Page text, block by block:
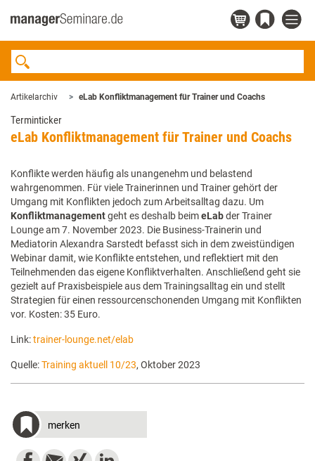
Artikelarchiv eLab Konfliktmanagement für Trainer und Coachs
Terminticker
eLab Konfliktmanagement für Trainer und Coachs
Konflikte werden häufig als unangenehm und belastend
wahrgenommen. Für viele Trainerinnen und Trainer gehört der
Umgang mit Konflikten jedoch zum Arbeitsalltag dazu. Um
Konfliktmanagementgeht es deshalb beimeLabder Trainer
Lounge am 7. November 2023. Die Business-Trainerin und
Mediatorin Alexandra Sarstedt befasst sich in dem zweistündigen
Webinar damit, wie Konflikte entstehen, und reflektiert mit den
Teilnehmenden das eigene Konfliktverhalten. Anschließend geht sie
gezielt auf Praxisbeispiele aus dem Trainingsalltag ein und stellt
Strategien für einen ressourcenschonenden Umgang mit Konflikten
vor. Kosten: 35 Euro.
Link:trainer-lounge.net/elab
Quelle:Training aktuell 10/23, Oktober 2023
merken